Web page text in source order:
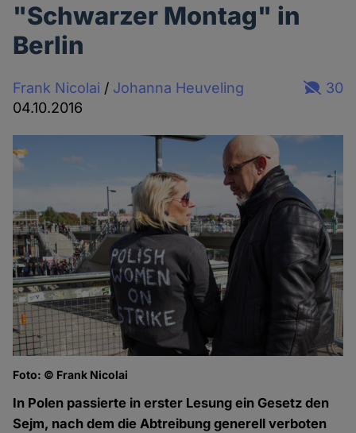
"Schwarzer Montag" in
Berlin
Frank Nicolai / Johanna Heuveling
04.10.2016
30
Foto: © Frank Nicolai
In Polen passierte in erster Lesung ein Gesetz den
Sejm, nach dem die Abtreibung generell verboten